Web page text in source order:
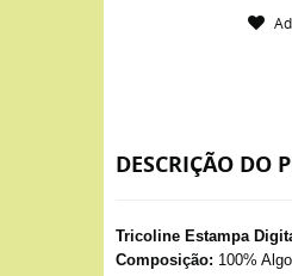
DESCRIÇÃO DO
Tricoline Estampa
Composição: 100%